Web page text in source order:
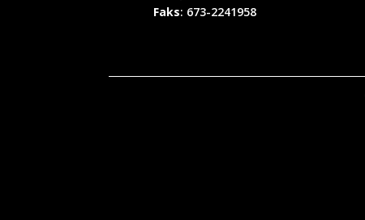
Faks: 673-2241958